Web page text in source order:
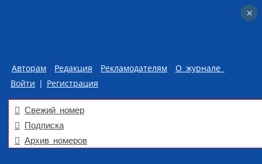
Авторам Редакция Рекламодателям
О журнале
Войти | Регистрация
Свежий номер
Подписка
Архив номеров
×
×